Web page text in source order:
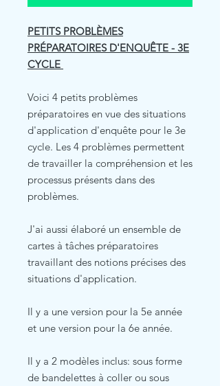
PETITS PROBLÈMES
PRÉPARATOIRES D'ENQUÊTE - 3E
CYCLE
Voici 4 petits problèmes
préparatoires en vue des situations
d'application d'enquête pour le 3e
cycle. Les 4 problèmes permettent
de travailler la compréhension et les
processus présents dans des
problèmes.
J'ai aussi élaboré un ensemble de
cartes à tâches préparatoires
travaillant des notions précises des
situations d'application.
Il y a une version pour la 5e année
et une version pour la 6e année.
Il y a 2 modèles inclus: sous forme
de bandelettes à coller ou sous